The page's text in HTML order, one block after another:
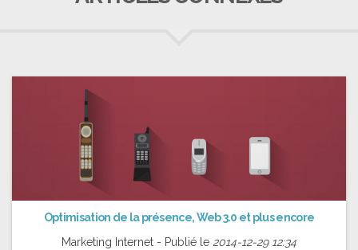
Optimisation de la présence, Web 3.0 et plus encore
Marketing Internet - Publié le 2014-12-29 12:34